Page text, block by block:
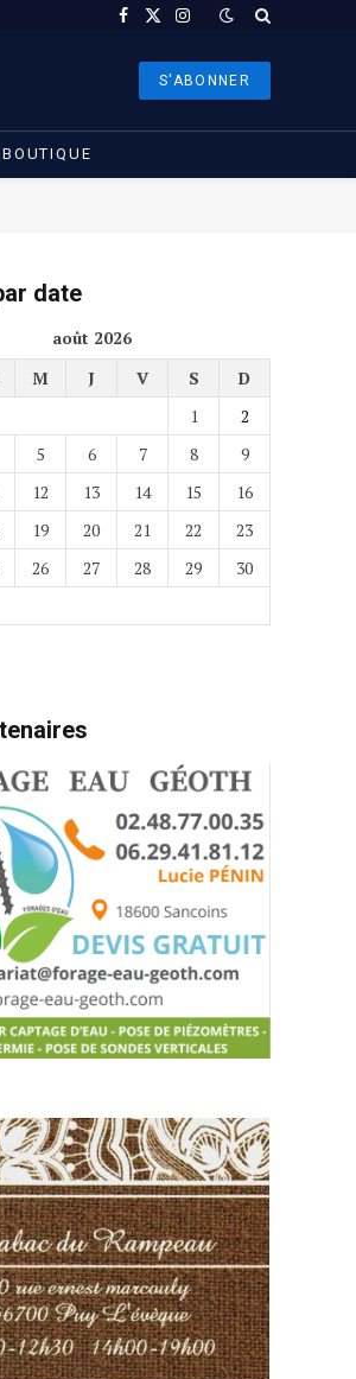
Facebook
X
Instagram
S'ABONNER
BOUTIQUE
date
août 2026
M J V S
D
1
2
5 6 7 8
9
12 13 14 15
16
19 20 21 22
23
26 27 28 29
30